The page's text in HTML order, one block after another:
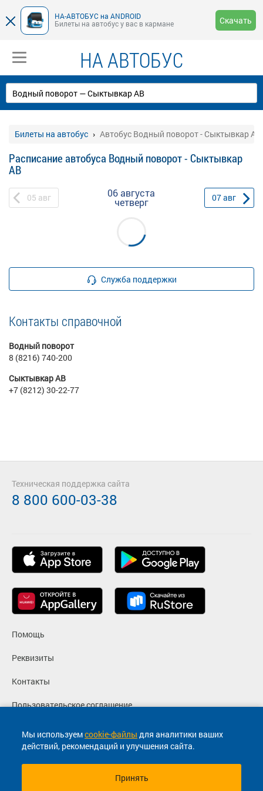
НА-АВТОБУС на ANDROID
Билеты на автобус у вас в кармане
Скачать
НА АВТОБУС
Билеты на автобус Автобус Водный поворот - Сыктывкар АВ
Расписание автобуса Водный поворот - Сыктывкар
АВ
05 авг 06 августа
четверг 07авг
Служба поддержки
Контакты справочной
Водный поворот
8 (8216) 740-200
Сыктывкар АВ
+7 (8212) 30-22-77
Мы используемcookie-файлы для аналитики ваших
действий, рекомендаций и улучшения сайта.
Принять
Помощь
Реквизиты
Контакты
Пользовательское соглашение
Политика конфиденциальности
Согласие на маркетинговые сообщения
Техническая поддержка сайта
8 800 600-03-38
© 2013-2026, ООО "Капитал"- Онлайн сервис продажи